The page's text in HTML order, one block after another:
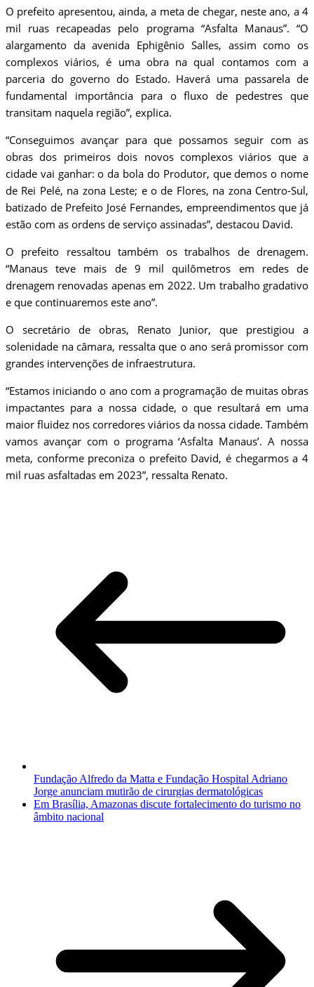
O prefeito apresentou, ainda, a meta de chegar, neste ano, a 4
mil ruas recapeadas pelo programa “Asfalta Manaus”. “O
alargamento da avenida Ephigênio Salles, assim como os
complexos viários, é uma obra na qual contamos com a
parceria do governo do Estado. Haverá uma passarela de
fundamental importância para o fluxo de pedestres que
transitam naquela região”, explica.
“Conseguimos avançar para que possamos seguir com as
obras dos primeiros dois novos complexos viários que a
cidade vai ganhar: o da bola do Produtor, que demos o nome
de Rei Pelé, na zona Leste; e o de Flores, na zona Centro-Sul,
batizado de Prefeito José Fernandes, empreendimentos que já
estão com as ordens de serviço assinadas”, destacou David.
O prefeito ressaltou também os trabalhos de drenagem.
“Manaus teve mais de 9 mil quilômetros em redes de
drenagem renovadas apenas em 2022. Um trabalho gradativo
e que continuaremos este ano”.
O secretário de obras, Renato Junior, que prestigiou a
solenidade na câmara, ressalta que o ano será promissor com
grandes intervenções de infraestrutura.
“Estamos iniciando o ano com a programação de muitas obras
impactantes para a nossa cidade, o que resultará em uma
maior fluidez nos corredores viários da nossa cidade. Também
vamos avançar com o programa ‘Asfalta Manaus’. A nossa
meta, conforme preconiza o prefeito David, é chegarmos a 4
mil ruas asfaltadas em 2023”, ressalta Renato.
Fundação Alfredo da Matta e Fundação Hospital Adriano
Jorge anunciam mutirão de cirurgias dermatológicas
Em Brasília, Amazonas discute fortalecimento do turismo no
âmbito nacional